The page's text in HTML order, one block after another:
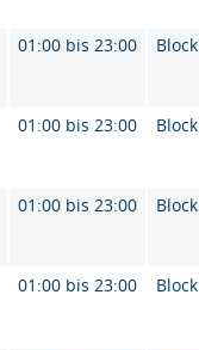
01:00 bis 23:00 Block
01:00 bis 23:00 Block
01:00 bis 23:00 Block
01:00 bis 23:00 Block